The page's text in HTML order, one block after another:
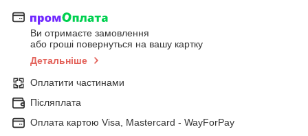
Ви отримаєте замовлення
або гроші повернуться на вашу картку
Детальніше
Оплатити частинами
Післяплата
Оплата картою Visa, Mastercard - WayForPay